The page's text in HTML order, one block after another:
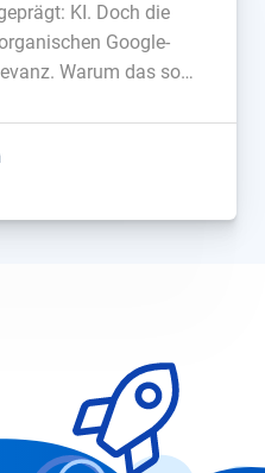
KI. Doch die
Google-
Warum das so
und wie Wetterseiten,
oder Lotto Sachsen-
[…]...